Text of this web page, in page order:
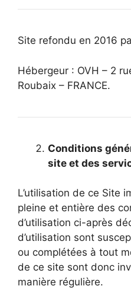
Site refondu en 2016
Hébergeur : OVH – 2
Roubaix – FRANCE.
Conditions
site et des
L’utilisation de ce Site
pleine et entière des
d’utilisation ci-après
d’utilisation sont
ou complétées à tout
de ce site sont donc
manière régulière.